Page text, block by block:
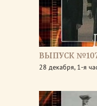
ВЫПУСК
28 декабря, 1-я